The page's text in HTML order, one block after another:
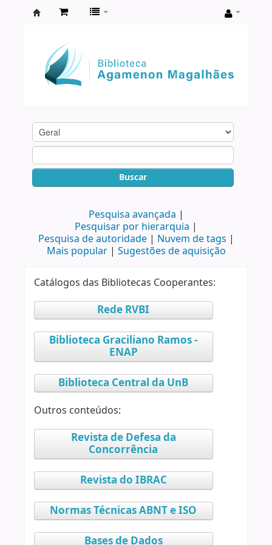
Agamenon
Magalhães
Buscar
Pesquisa avançada
Pesquisar por hierarquia
Pesquisa de autoridade
Nuvem de tags
Mais popular
Sugestões de aquisição
Catálogos das Bibliotecas Cooperantes:
Rede RVBI
Biblioteca Graciliano Ramos -
ENAP
Biblioteca Central da UnB
Outros conteúdos:
Revista de Defesa da
Concorrência
Revista do IBRAC
Normas Técnicas ABNT e ISO
Bases de Dados